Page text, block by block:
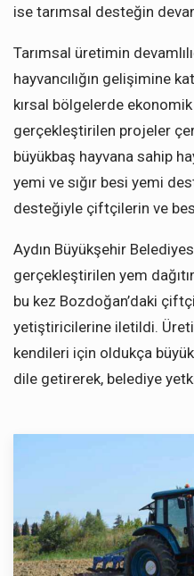
ise tarımsal desteğin
Tarımsal üretimin
hayvancılığın gelişimine
kırsal bölgelerde
gerçekleştirilen projeler
büyükbaş hayvana sahip
yemi ve sığır besi yemi
desteğiyle çiftçilerin ve
Aydın Büyükşehir
gerçekleştirilen yem
bu kez Bozdoğan’daki
yetiştiricilerine iletildi.
kendileri için oldukça
dile getirerek, belediye